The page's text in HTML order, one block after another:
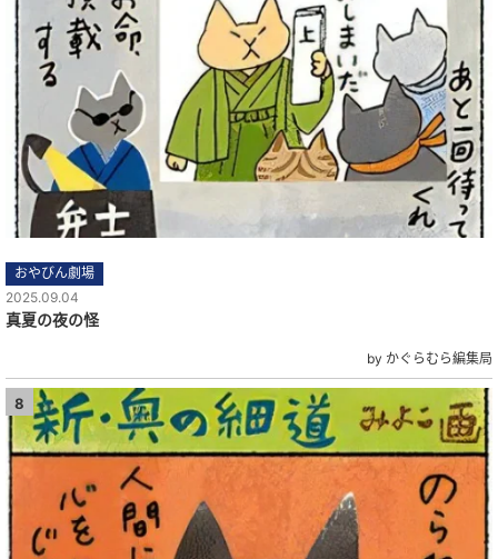
おやびん劇場
2025.09.04
真夏の夜の怪
by かぐらむら編集局
8